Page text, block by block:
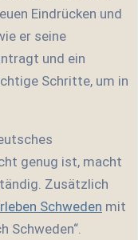
Eindrücken und
er seine
und ein
Schritte, um in
genug ist, macht
. Zusätzlich
Schweden mit
Schweden“.